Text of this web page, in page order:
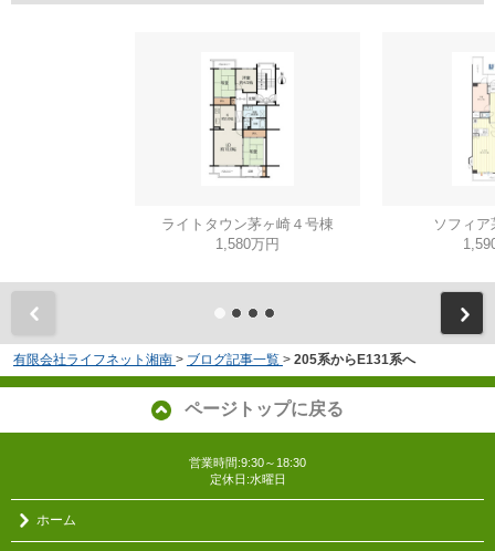
ライトタウン茅ヶ崎４号棟
1,580万円
ソフィ
有限会社ライフネット湘南 > ブログ記事一覧 > 205系からE131系へ
ページトップに戻る
営業時間:9:30～18:30
定休日:水曜日
ホーム